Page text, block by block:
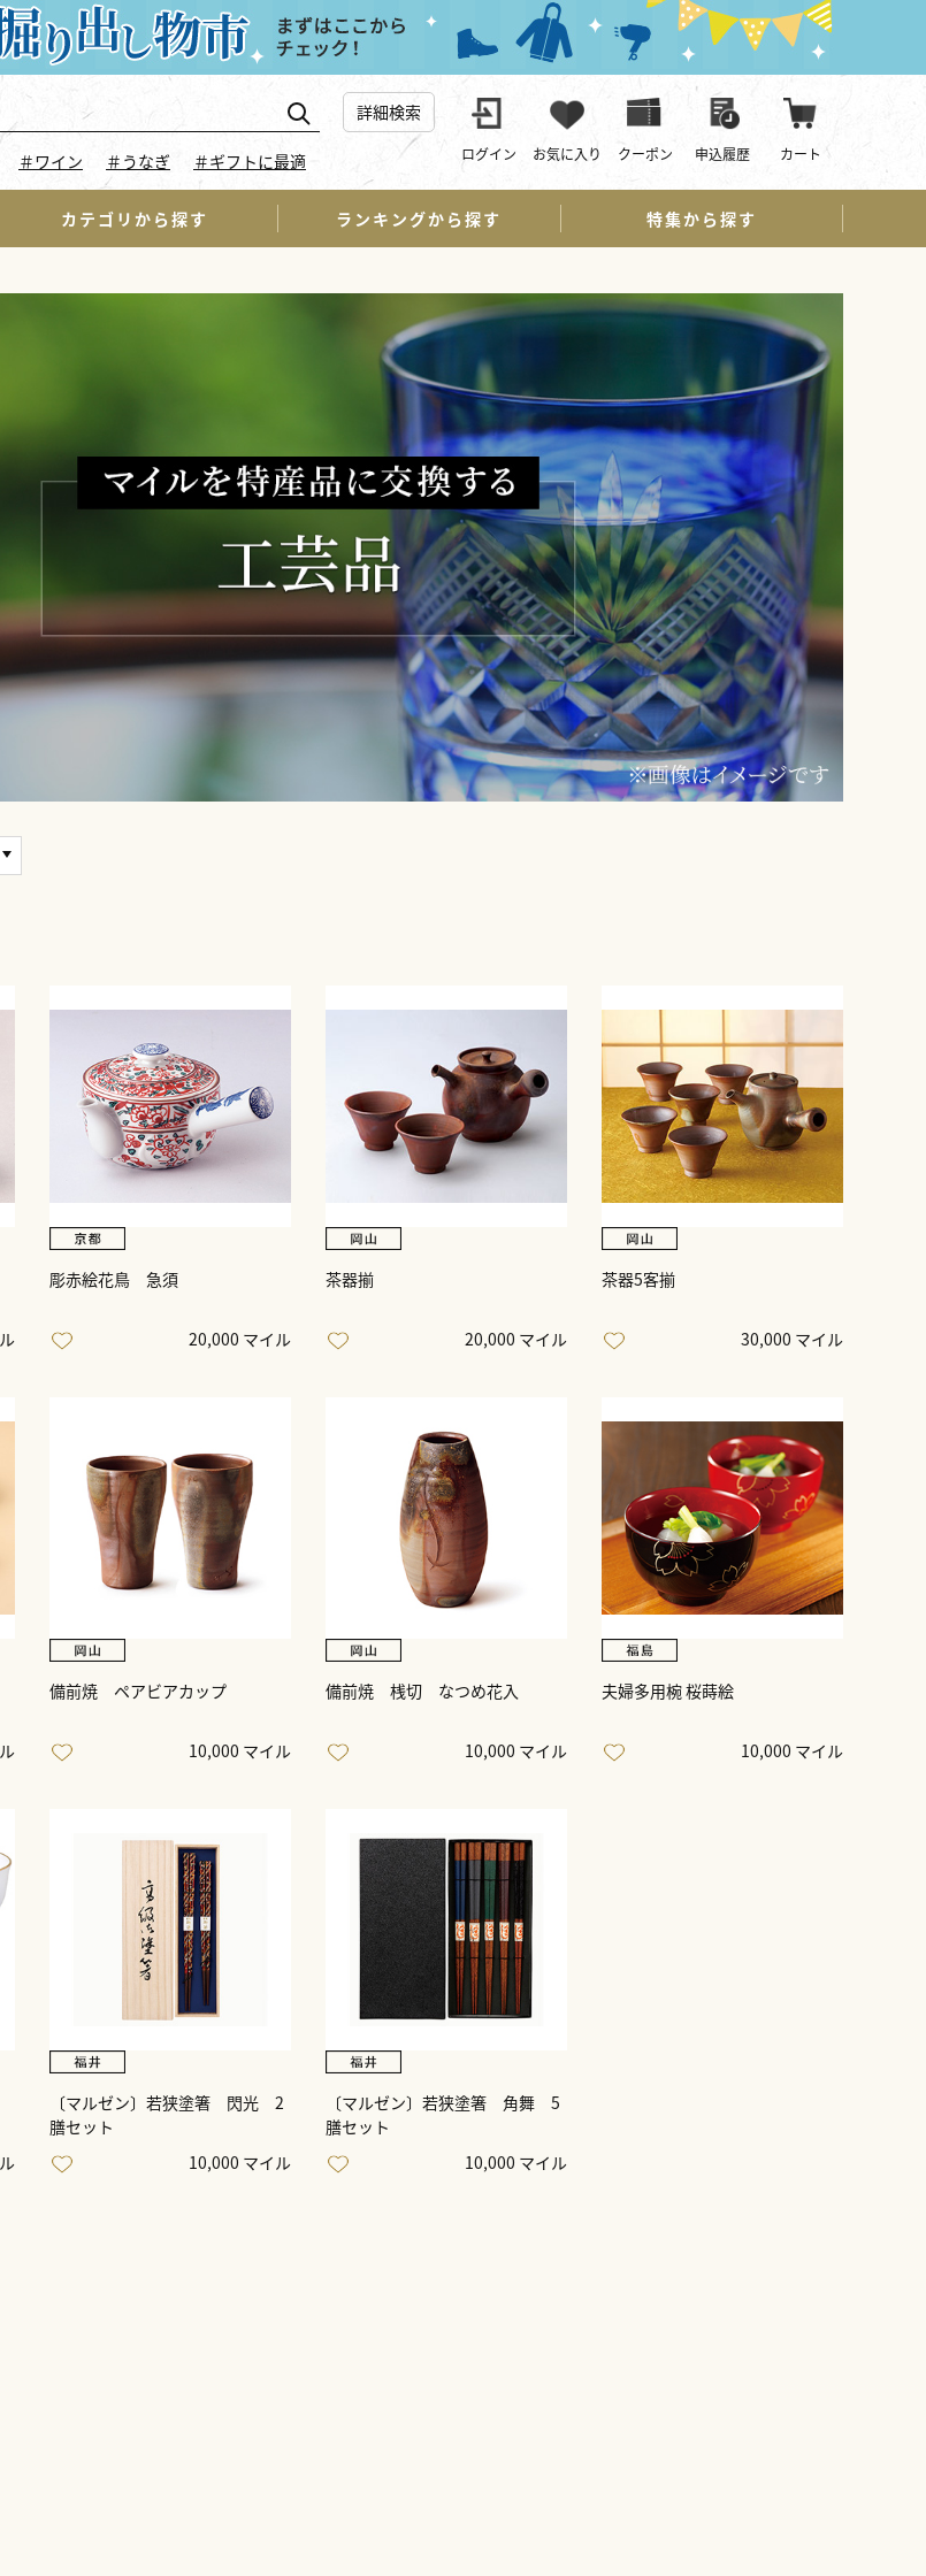
詳細検索
＃ワイン ＃うなぎ ＃ギフトに最適 ログイン お気に入り クーポン 申込履歴 カート
カテゴリから探す ランキングから探す 特集から探す
彫赤絵花鳥 急須
20,000 マイル
茶器揃
20,000 マイル
茶器5客揃
30,000 マイル
備前焼 ペアビアカップ
10,000 マイル
備前焼 桟切 なつめ花入
10,000 マイル
夫婦多用椀 桜蒔絵
10,000 マイル
〔マルゼン〕若狭塗箸 閃光 2
膳セット
10,000 マイル
〔マルゼン〕若狭塗箸 角舞 5
膳セット
10,000 マイル